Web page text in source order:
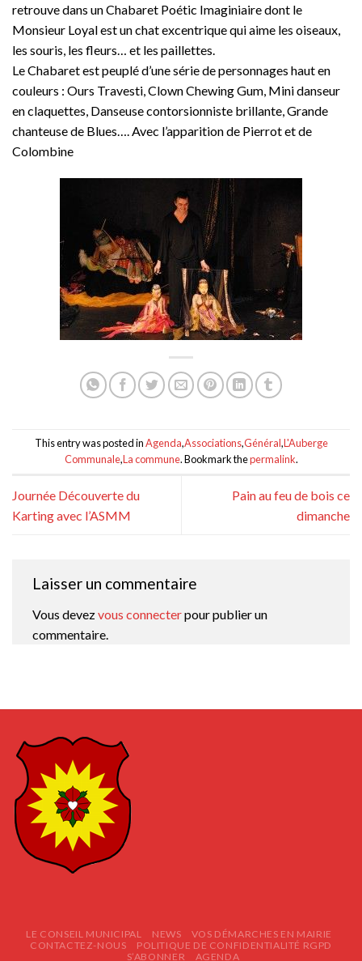
retrouve dans un Chabaret Poétic Imaginiaire dont le
Monsieur Loyal est un chat excentrique qui aime les oiseaux,
les souris, les fleurs… et les paillettes.
Le Chabaret est peuplé d’une série de personnages haut en
couleurs : Ours Travesti, Clown Chewing Gum, Mini danseur
en claquettes, Danseuse contorsionniste brillante, Grande
chanteuse de Blues…. Avec l’apparition de Pierrot et de
Colombine
This entry was posted inAgenda,Associations,Général,L'Auberge
Communale,La commune. Bookmark thepermalink.
Journée Découverte du
Karting avec l’ASMM
Pain au feu de bois ce
dimanche
Laisser un commentaire
Vous devezvous connecterpour publier un
commentaire.
LE CONSEIL MUNICIPAL NEWS
VOS DÉMARCHES EN MAIRIE
CONTACTEZ-NOUS
POLITIQUE DE CONFIDENTIALITÉ RGPD
S’ABONNER
AGENDA